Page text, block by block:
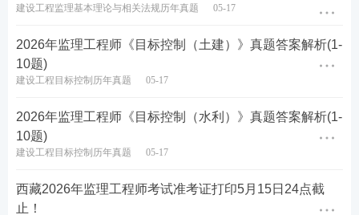
6、代理行为中，可对无权代理行为行使追认权的主体
A.被代理人
C.代理人
建设工程监理基本理论与相关法规历年真题 05-17
2026年监理工程师《目标控制（土建）》真题答案解析(1-
10题)
建设工程目标控制历年真题 05-17
2026年监理工程师《目标控制（水利）》真题答案解析(1-
10题)
建设工程目标控制历年真题 05-17
西藏2026年监理工程师考试准考证打印5月15日24点截
止！